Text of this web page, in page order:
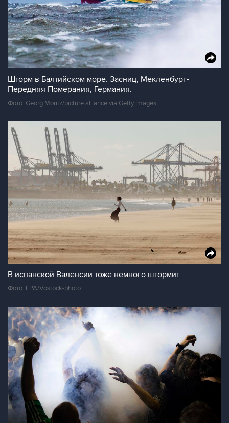
Шторм в Балтийском море. Засниц, Мекленбург-
Передняя Померания, Германия.
Фото: Georg Moritz/picture alliance via Getty Images
В испанской Валенсии тоже немного штормит
Фото: EPA/Vostock-photo